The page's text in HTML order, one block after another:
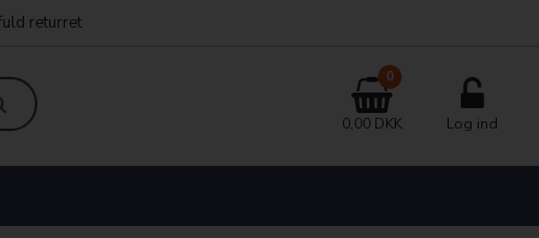
returret
0
0,00 DKK Log ind